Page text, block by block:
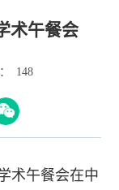
术午餐会
148
术午餐会在中